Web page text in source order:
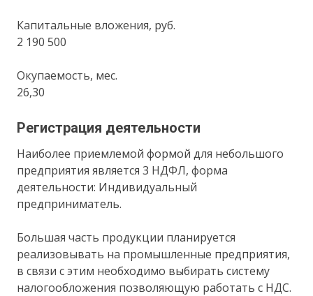
Капитальные вложения, руб.
2 190 500
Окупаемость, мес.
26,30
Регистрация деятельности
Наиболее приемлемой формой для небольшого
предприятия является 3 НДФЛ, форма
деятельности: Индивидуальный
предприниматель.
Большая часть продукции планируется
реализовывать на промышленные предприятия,
в связи с этим необходимо выбирать систему
налогообложения позволяющую работать с НДС.